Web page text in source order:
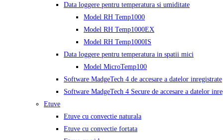
Data loggere pentru temperatura si umiditate
Model RH Temp1000
Model RH Temp1000EX
Model RH Temp1000IS
Data loggere pentru temperatura in spatii mici
Model MicroTemp100
Software MadgeTech 4 de accesare a datelor inregistrate
Software MadgeTech 4 Secure de accesare a datelor
Etuve
Etuve cu convectie naturala
Etuve cu convectie fortata